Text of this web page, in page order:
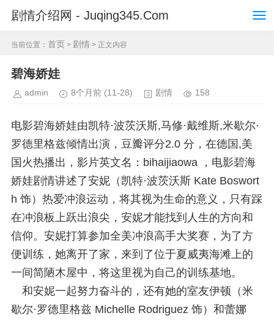
剧情介绍网 - Juqing345.Com
当前位置： 首页 > 剧情 > 正文内容
碧海娇娃
admin 8个月前 (11-28) 剧情 158
电影碧海娇娃由凯特·波茨沃斯,马修·戴维斯,米歇尔·
罗德里格兹倾情出演，豆瓣评分2.0 分，在德国,美
国火热播出，影片英文名：bihaijiaowa ，电影碧海
娇娃剧情讲述了安妮（凯特·波茨沃斯 Kate Boswort
h 饰）热爱冲浪运动，将其视为生命的意义，只有踩
在冲浪板上跃出浪尖，安妮才能找到人生的方向和
信仰。安妮打算参加全美冲浪高手大奖赛，为了方
便训练，她离开了家，来到了位于夏威夷海滩上的
一间简陋木屋中，将这里视为自己的训练基地。
和安妮一起努力奋斗的，还有她的室友伊顿（米
歇尔·罗德里格兹 Michelle Rodriguez 饰）和蕾娜